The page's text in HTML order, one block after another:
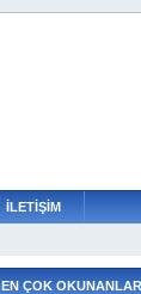
İLETİŞİM
EN ÇOK OKUNANLAR